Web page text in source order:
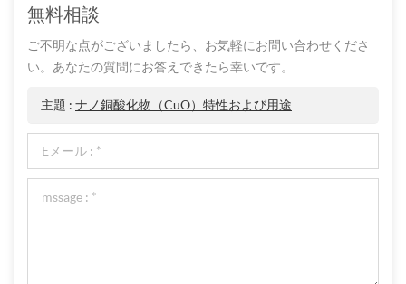
無料相談
ご不明な点がございましたら、お気軽にお問い合わせくださ
い。あなたの質問にお答えできたら幸いです。
主題 : ナノ銅酸化物（CuO）特性および用途